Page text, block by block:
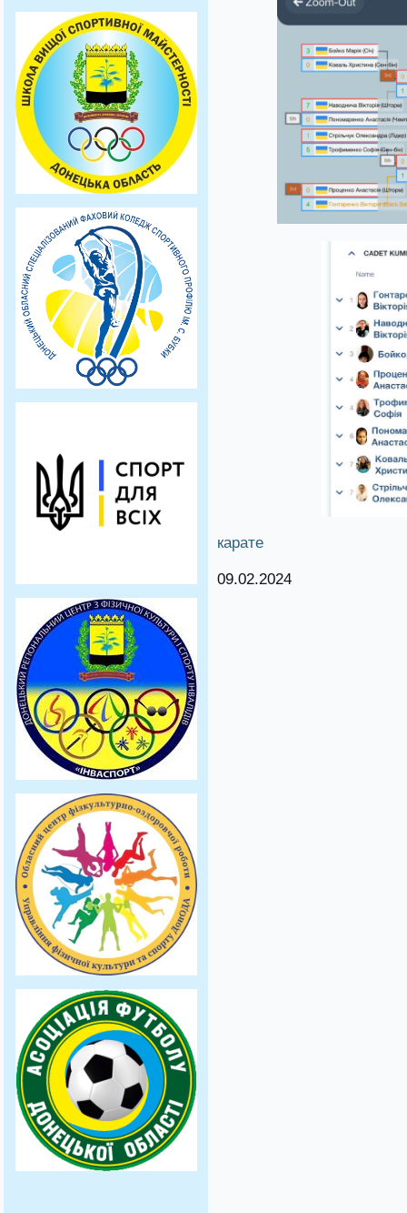
карате
09.02.2024